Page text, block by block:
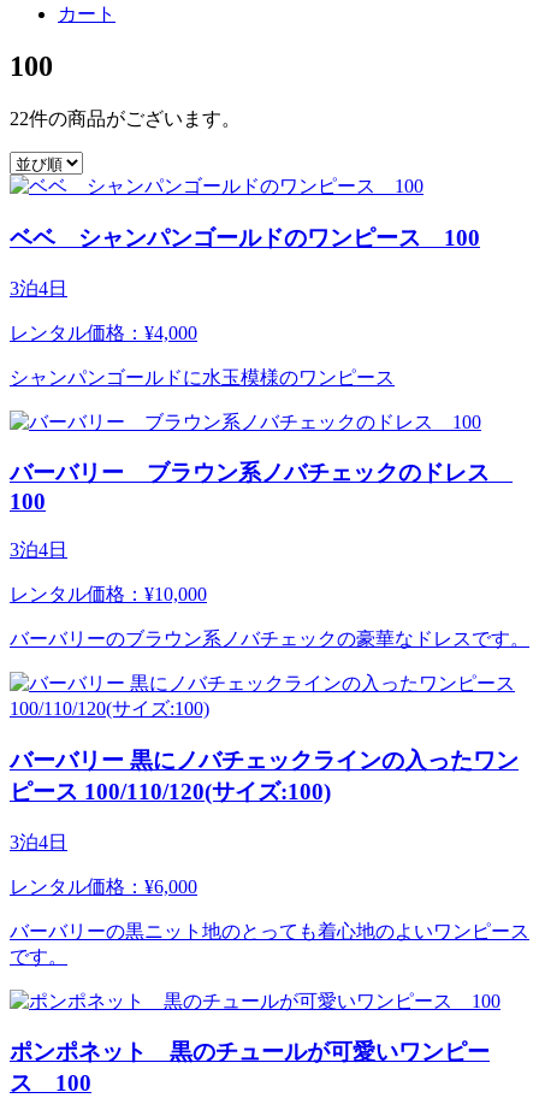
カート
100
22件の商品がございます。
ベベ シャンパンゴールドのワンピース 100
3泊4日
レンタル価格：¥4,000
シャンパンゴールドに水玉模様のワンピース
バーバリー ブラウン系ノバチェックのドレス
100
3泊4日
レンタル価格：¥10,000
バーバリーのブラウン系ノバチェックの豪華なドレスです。
バーバリー 黒にノバチェックラインの入ったワン
ピース 100/110/120(サイズ:100)
3泊4日
レンタル価格：¥6,000
バーバリーの黒ニット地のとっても着心地のよいワンピース
です。
ポンポネット 黒のチュールが可愛いワンピー
ス 100